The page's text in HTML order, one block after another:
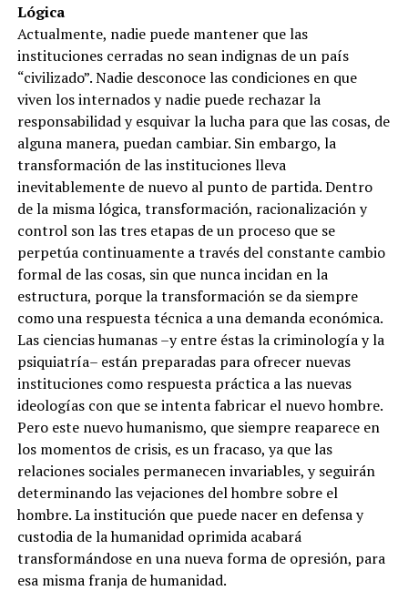
Lógica
Actualmente, nadie puede mantener que las
instituciones cerradas no sean indignas de un país
“civilizado”. Nadie desconoce las condiciones en que
viven los internados y nadie puede rechazar la
responsabilidad y esquivar la lucha para que las cosas, de
alguna manera, puedan cambiar. Sin embargo, la
transformación de las instituciones lleva
inevitablemente de nuevo al punto de partida. Dentro
de la misma lógica, transformación, racionalización y
control son las tres etapas de un proceso que se
perpetúa continuamente a través del constante cambio
formal de las cosas, sin que nunca incidan en la
estructura, porque la transformación se da siempre
como una respuesta técnica a una demanda económica.
Las ciencias humanas –y entre éstas la criminología y la
psiquiatría– están preparadas para ofrecer nuevas
instituciones como respuesta práctica a las nuevas
ideologías con que se intenta fabricar el nuevo hombre.
Pero este nuevo humanismo, que siempre reaparece en
los momentos de crisis, es un fracaso, ya que las
relaciones sociales permanecen invariables, y seguirán
determinando las vejaciones del hombre sobre el
hombre. La institución que puede nacer en defensa y
custodia de la humanidad oprimida acabará
transformándose en una nueva forma de opresión, para
esa misma franja de humanidad.